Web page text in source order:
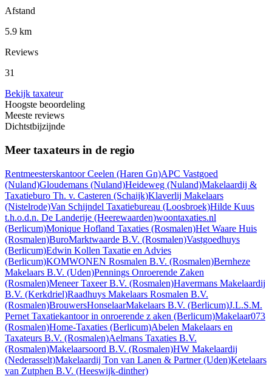
Afstand
5.9 km
Reviews
31
Bekijk taxateur
Hoogste beoordeling
Meeste reviews
Dichtstbijzijnde
Meer taxateurs in de regio
Rentmeesterskantoor Ceelen (Haren Gn)APC Vastgoed
(Nuland)Gloudemans (Nuland)Heideweg (Nuland)Makelaardij &
Taxatieburo Th. v. Casteren (Schaijk)Klaverlij Makelaars
(Nistelrode)Van Schijndel Taxatiebureau (Loosbroek)Hilde Kuus
t.h.o.d.n. De Landerije (Heerewaarden)woontaxaties.nl
(Berlicum)Monique Hofland Taxaties (Rosmalen)Het Waare Huis
(Rosmalen)BuroMarktwaarde B.V. (Rosmalen)Vastgoedhuys
(Berlicum)Edwin Kollen Taxatie en Advies
(Berlicum)KOMWONEN Rosmalen B.V. (Rosmalen)Bernheze
Makelaars B.V. (Uden)Pennings Onroerende Zaken
(Rosmalen)Meneer Taxeer B.V. (Rosmalen)Havermans Makelaardij
B.V. (Kerkdriel)Raadhuys Makelaars Rosmalen B.V.
(Rosmalen)BrouwersHonselaarMakelaars B.V. (Berlicum)J.L.S.M.
Pernet Taxatiekantoor in onroerende z aken (Berlicum)Makelaar073
(Rosmalen)Home-Taxaties (Berlicum)Abelen Makelaars en
Taxateurs B.V. (Rosmalen)Aelmans Taxaties B.V.
(Rosmalen)Makelaarsoord B.V. (Rosmalen)HW Makelaardij
(Nederasselt)Makelaardij Ton van Lanen & Partner(Uden)Ketelaars
van Zutphen B.V. (Heeswijk-dinther)